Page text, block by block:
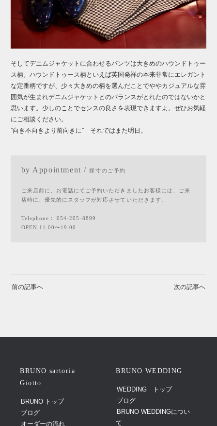
そしてデニムジャケットに合わせるパンツは大きめのハウンドトゥー
ス柄。ハウンドトゥース柄といえば英国発祥の本来非常にエレガント
な定番柄ですが、少々大きめの柄を選んだことでややカジュアルな雰
囲気が生まれデニムジャケットとのバランスがとれたのではないかと
思います。少しのことでセンスの良さを表現できますよ。ぜひお気軽
にご相談ください。
”向き不向きより前向きに” それではまた明日。
by Appointment /採寸のご予約
ご来店前に、お電話にてご予約いただきましたお客様には、ご来
店時に、優先的にスタッフが対応させていただきます。
Telephone：054-205-8899
OPEN 11:00〜19:00
前の記事へ 次の記事へ
BRUNO sartoria
Giotto
BRUNO トップ
ブログ
オーダーの流れ
BRUNO WEDDING
WEDDING トップ
ブログ
BRUNO WEDDINGについ
て